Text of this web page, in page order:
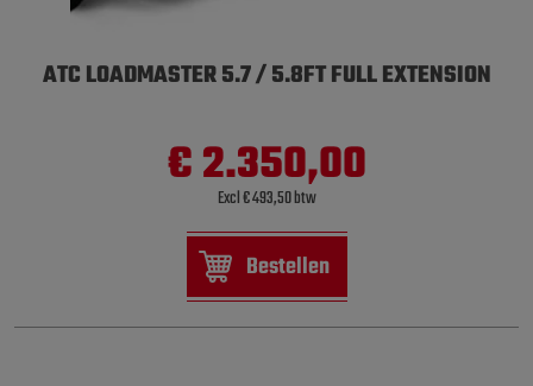
ATC LOADMASTER 5.7 / 5.8FT FULL EXTENSION
€ 2.350,00
Excl € 493,50 btw
Bestellen